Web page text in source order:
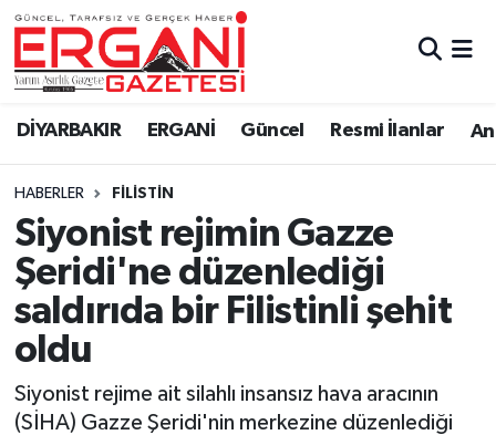
DİYARBAKIR ERGANİ Güncel Resmi İlanlar
HABERLER FILISTIN
Siyonist rejimin Gazze
Şeridi'ne düzenlediği
saldırıda bir Filistinli şehit
oldu
Siyonist rejime ait silahlı insansız hava aracının
(SİHA) Gazze Şeridi'nin merkezine düzenlediği
DİYARBAKIR
BİSMİL
BAĞLAR
ERGANİ
Güncel
Eği̇ti̇m
Resmi İlanlar
Sağlık
Si̇yaset
Ergani Nöbetçi Eczaneler
Ergani Hava Durumu
Ergani Trafik Yoğunluk Haritası
Süper Lig Puan Durumu ve Fikstür
Tüm Manşetler
Son Dakika Haberleri
Haber Arşivi